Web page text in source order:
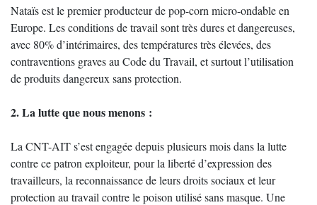
Nataïs est le premier producteur de pop-corn micro-ondable en
Europe. Les conditions de travail sont très dures et dangereuses,
avec 80% d’intérimaires, des températures très élevées, des
contraventions graves au Code du Travail, et surtout l’utilisation
de produits dangereux sans protection.
2. La lutte que nous menons :
La CNT-AIT s’est engagée depuis plusieurs mois dans la lutte
contre ce patron exploiteur, pour la liberté d’expression des
travailleurs, la reconnaissance de leurs droits sociaux et leur
protection au travail contre le poison utilisé sans masque. Une